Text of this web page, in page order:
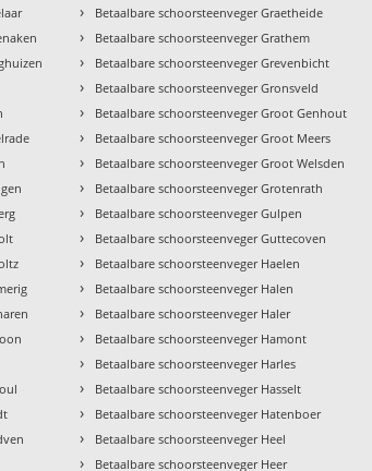
› Betaalbare schoorsteenveger Graetheide
› Betaalbare schoorsteenveger Grathem
› Betaalbare schoorsteenveger Grevenbicht
› Betaalbare schoorsteenveger Gronsveld
› Betaalbare schoorsteenveger Groot Genhout
› Betaalbare schoorsteenveger Groot Meers
› Betaalbare schoorsteenveger Groot Welsden
› Betaalbare schoorsteenveger Grotenrath
› Betaalbare schoorsteenveger Gulpen
› Betaalbare schoorsteenveger Guttecoven
› Betaalbare schoorsteenveger Haelen
› Betaalbare schoorsteenveger Halen
› Betaalbare schoorsteenveger Haler
› Betaalbare schoorsteenveger Hamont
› Betaalbare schoorsteenveger Harles
› Betaalbare schoorsteenveger Hasselt
› Betaalbare schoorsteenveger Hatenboer
› Betaalbare schoorsteenveger Heel
› Betaalbare schoorsteenveger Heer